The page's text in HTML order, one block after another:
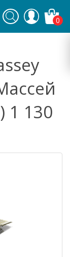
0
1 130